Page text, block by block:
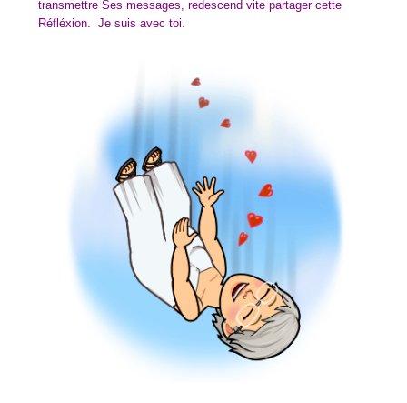
transmettre Ses messages, redescend vite partager cette
Réfléxion. Je suis avec toi.